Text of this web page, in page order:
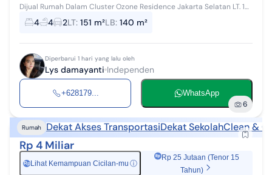
Dijual Rumah Dalam Cluster Ozone Residence Jakarta Selatan LT. 151
M2 LB. 140 M2 KT. 4+1 KM. 4+1 Hadap Barat Listrik 4.400 watt Jalan
Lebar 10 m O...
4 4 2LT: 151 m²LB: 140 m²
Diperbarui 1 hari yang lalu oleh
Lys damayanti Independen
+628179... WhatsApp
6
Rumah Dekat Akses TransportasiDekat SekolahClean &
Rp 4 Miliar
RpLihat Kemampuan Cicilan-mu ⓘ
Rp 25 Jutaan (Tenor 15
Tahun)